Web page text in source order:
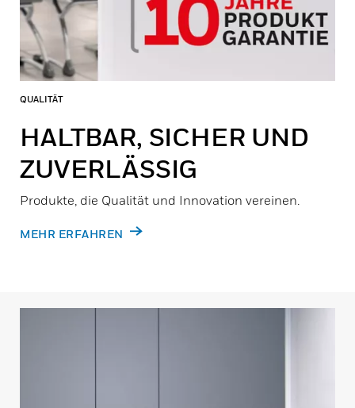
QUALITÄT
HALTBAR, SICHER UND
ZUVERLÄSSIG
Produkte, die Qualität und Innovation vereinen.
MEHR ERFAHREN